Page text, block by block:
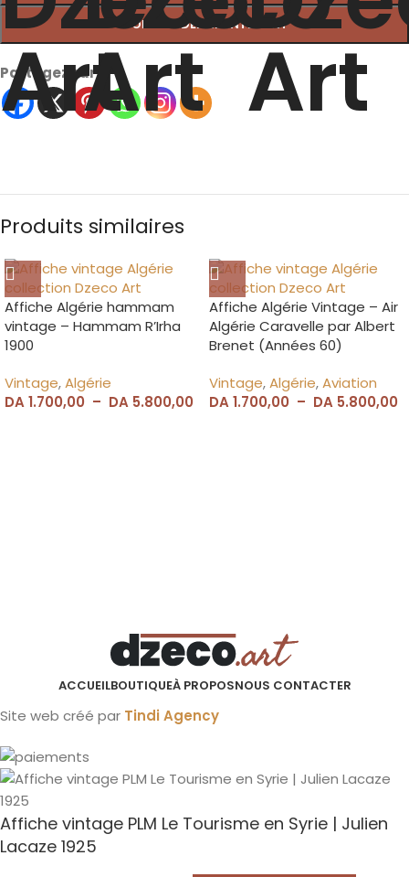
COMMANDER MAINTENANT
Partagez sur
Produits similaires
Affiche Algérie hammam
vintage – Hammam R’Irha
1900
Vintage,Algérie
DA1.700,00 – DA 5.800,00
Affiche Algérie Vintage – Air
Algérie Caravelle par Albert
Brenet (Années 60)
Vintage,Algérie,Aviation
DA1.700,00 – DA 5.800,00
ACCUEILBOUTIQUEÀ PROPOSNOUS CONTACTER
Site web créé par Tindi Agency
Affiche vintage PLM Le Tourisme en Syrie | Julien
Lacaze 1925